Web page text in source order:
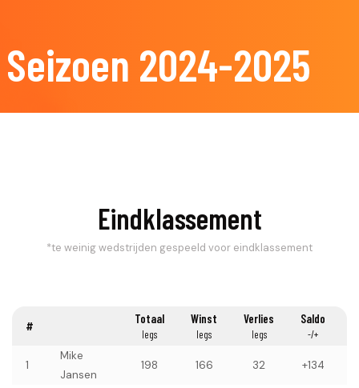
Seizoen 2024-2025
Eindklassement
*te weinig wedstrijden gespeeld voor eindklassement
# Totaal
legs
Winst
legs
Verlies
legs
Saldo
-/+
1
Mike
Jansen
198 166 32 +134